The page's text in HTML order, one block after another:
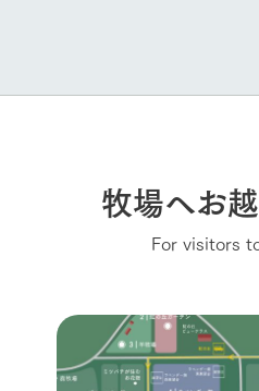
牧場へお
For visitors